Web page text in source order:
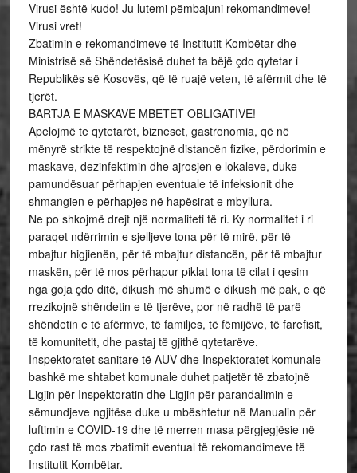
Virusi është kudo! Ju lutemi pëmbajuni rekomandimeve!
Virusi vret!
Zbatimin e rekomandimeve të Institutit Kombëtar dhe
Ministrisë së Shëndetësisë duhet ta bëjë çdo qytetar i
Republikës së Kosovës, që të ruajë veten, të afërmit dhe të
tjerët.
BARTJA E MASKAVE MBETET OBLIGATIVE!
Apelojmë te qytetarët, bizneset, gastronomia, që në
mënyrë strikte të respektojnë distancën fizike, përdorimin e
maskave, dezinfektimin dhe ajrosjen e lokaleve, duke
pamundësuar përhapjen eventuale të infeksionit dhe
shmangien e përhapjes në hapësirat e mbyllura.
Ne po shkojmë drejt një normaliteti të ri. Ky normalitet i ri
paraqet ndërrimin e sjelljeve tona për të mirë, për të
mbajtur higjienën, për të mbajtur distancën, për të mbajtur
maskën, për të mos përhapur piklat tona të cilat i qesim
nga goja çdo ditë, dikush më shumë e dikush më pak, e që
rrezikojnë shëndetin e të tjerëve, por në radhë të parë
shëndetin e të afërmve, të familjes, të fëmijëve, të farefisit,
të komunitetit, dhe pastaj të gjithë qytetarëve.
Inspektoratet sanitare të AUV dhe Inspektoratet komunale
bashkë me shtabet komunale duhet patjetër të zbatojnë
Ligjin për Inspektoratin dhe Ligjin për parandalimin e
sëmundjeve ngjitëse duke u mbështetur në Manualin për
luftimin e COVID-19 dhe të merren masa përgjegjësie në
çdo rast të mos zbatimit eventual të rekomandimeve të
Institutit Kombëtar.